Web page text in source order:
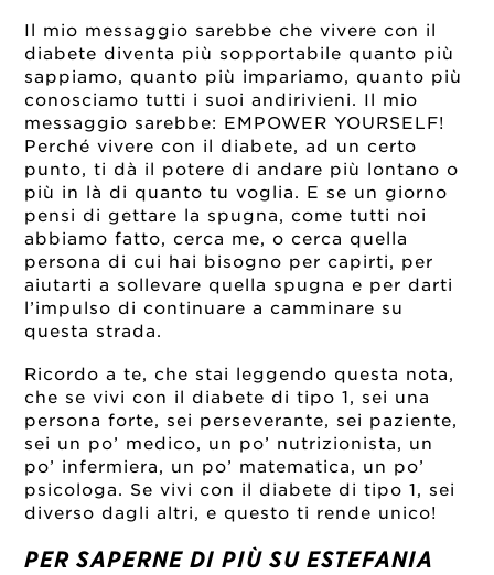
Il mio messaggio sarebbe che vivere con il
diabete diventa più sopportabile quanto più
sappiamo, quanto più impariamo, quanto più
conosciamo tutti i suoi andirivieni. Il mio
messaggio sarebbe: EMPOWER YOURSELF!
Perché vivere con il diabete, ad un certo
punto, ti dà il potere di andare più lontano o
più in là di quanto tu voglia. E se un giorno
pensi di gettare la spugna, come tutti noi
abbiamo fatto, cerca me, o cerca quella
persona di cui hai bisogno per capirti, per
aiutarti a sollevare quella spugna e per darti
l’impulso di continuare a camminare su
questa strada.
Ricordo a te, che stai leggendo questa nota,
che se vivi con il diabete di tipo 1, sei una
persona forte, sei perseverante, sei paziente,
sei un po’ medico, un po’ nutrizionista, un
po’ infermiera, un po’ matematica, un po’
psicologa. Se vivi con il diabete di tipo 1, sei
diverso dagli altri, e questo ti rende unico!
PER SAPERNE DI PIÙ SU ESTEFANIA